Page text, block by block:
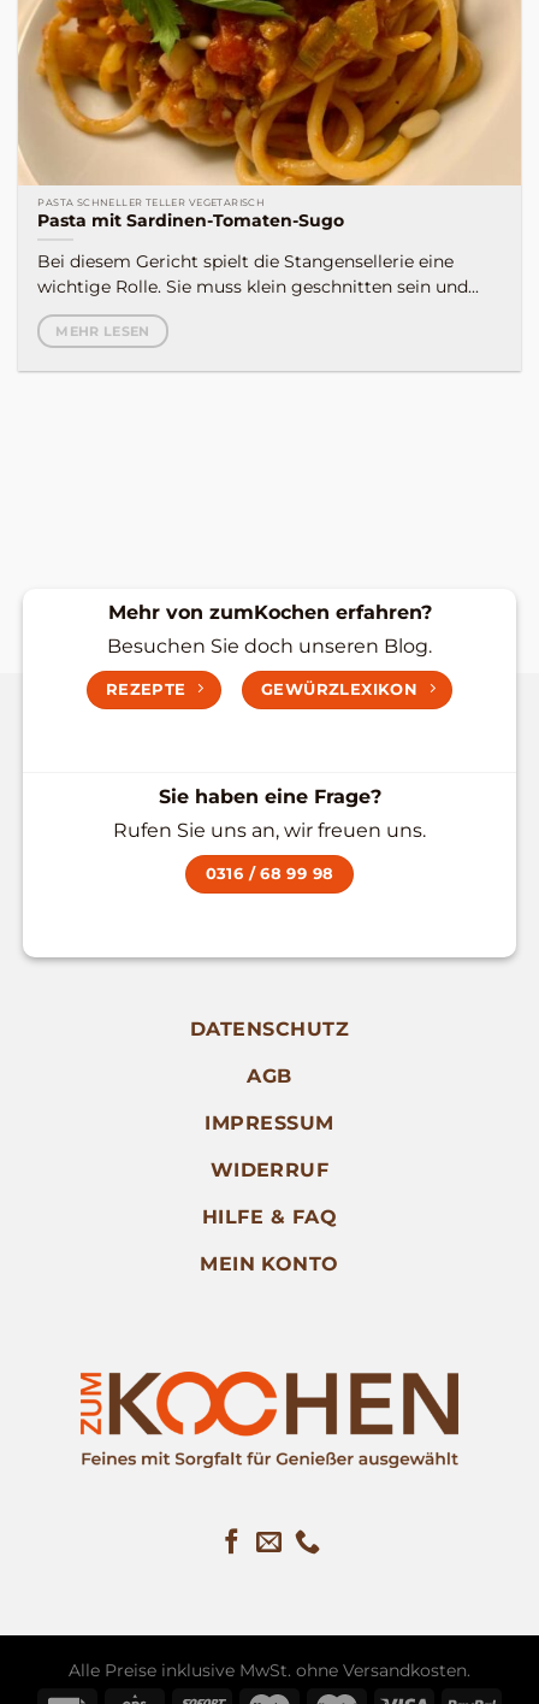
PASTA SCHNELLER TELLER VEGETARISCH
Pasta mit Sardinen-Tomaten-Sugo
Bei diesem Gericht spielt die Stangensellerie eine
wichtige Rolle. Sie muss klein geschnitten sein und...
MEHR LESEN
Mehr von zumKochen erfahren?
Besuchen Sie doch unseren Blog.
REZEPTE GEWÜRZLEXIKON
Sie haben eine Frage?
Rufen Sie uns an, wir freuen uns.
0316 / 68 99 98
DATENSCHUTZ
AGB
IMPRESSUM
WIDERRUF
HILFE & FAQ
MEIN KONTO
Alle Preise inklusive MwSt. ohne Versandkosten.